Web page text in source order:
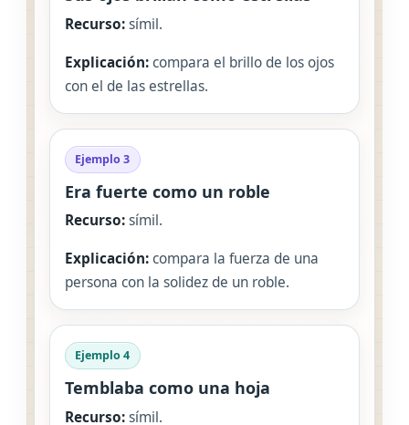
Recurso:símil.
Explicación:compara el brillo de los ojos
con el de las estrellas.
Ejemplo 3
Era fuerte como un roble
Recurso:símil.
Explicación:compara la fuerza de una
persona con la solidez de un roble.
Ejemplo 4
Temblaba como una hoja
Recurso:símil.